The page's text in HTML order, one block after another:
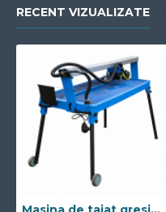
RECENT VIZUALIZATE